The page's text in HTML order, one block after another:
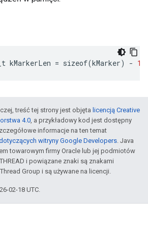
kMarkerLen = sizeof(kMarker) - 1
treść tej strony jest objęta licencją Creative
4.0, a przykładowy kod jest dostępny
informacje na ten temat
witryny Google Developers. Java
towarowym firmy Oracle lub jej podmiotów
i powiązane znaki są znakami
Group i są używane na licencji.
02-18 UTC.